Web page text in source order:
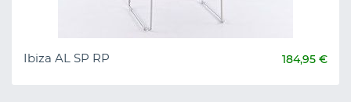
Ibiza AL SP RP 184,95 €